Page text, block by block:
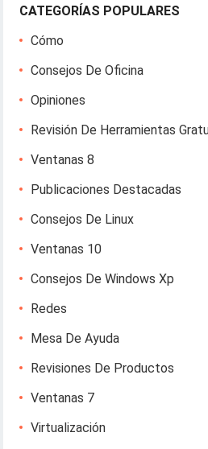
CATEGORÍAS POPULARES
Cómo
Consejos De Oficina
Opiniones
Revisión De Herramientas
Ventanas 8
Publicaciones Destacadas
Consejos De Linux
Ventanas 10
Consejos De Windows Xp
Redes
Mesa De Ayuda
Revisiones De Productos
Ventanas 7
Virtualización